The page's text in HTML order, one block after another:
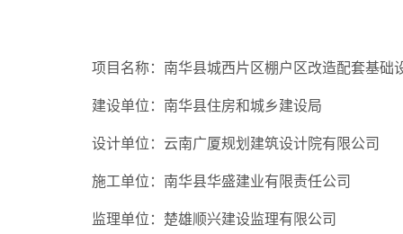
项目名称：南华县城西片区棚户区改造配套基础
建设单位：南华县住房和城乡建设局
设计单位：云南广厦规划建筑设计院有限公司
施工单位：南华县华盛建业有限责任公司
监理单位：楚雄顺兴建设监理有限公司